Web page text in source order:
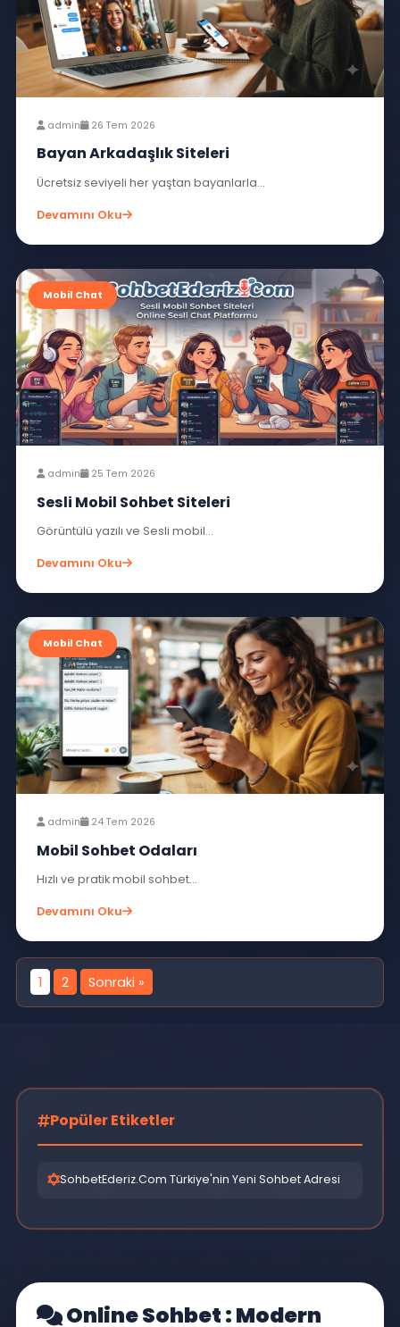
admin 28 Tem 2026
Devamını Oku
Mobil Chat Siteleri
Mobiller üzerinden hızlı iletişim için...
Devamını Oku
Mobil Chat
admin 26 Tem 2026
Bayan Arkadaşlık Siteleri
Ücretsiz seviyeli her yaştan bayanlarla...
Görüntülü yazılı ve Sesli mobil...